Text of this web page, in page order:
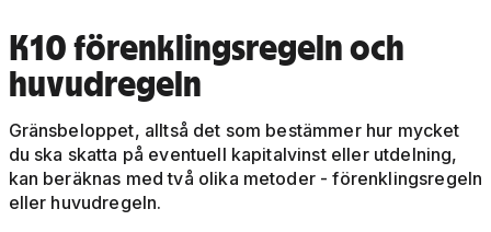
K10 förenklingsregeln och
huvudregeln
Gränsbeloppet, alltså det som bestämmer hur mycket
du ska skatta på eventuell kapitalvinst eller utdelning,
kan beräknas med två olika metoder - förenklingsregeln
eller huvudregeln.